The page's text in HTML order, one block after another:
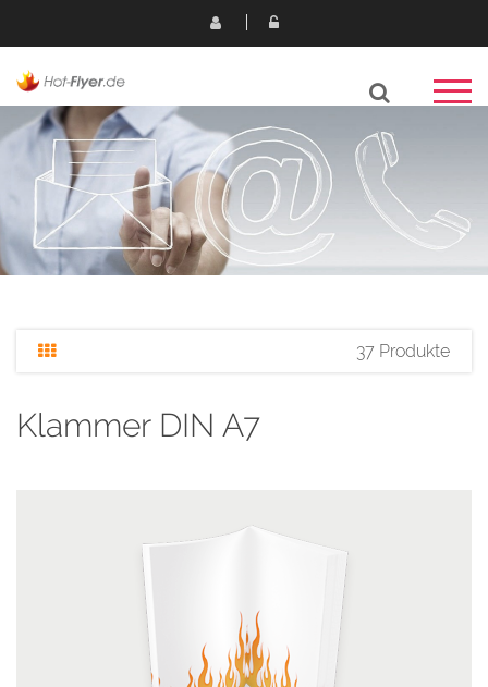
37 Produkte
Klammer DIN A7